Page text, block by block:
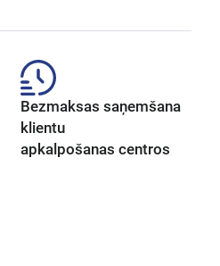
Bezmaksas saņemšana
klientu
apkalpošanas centros